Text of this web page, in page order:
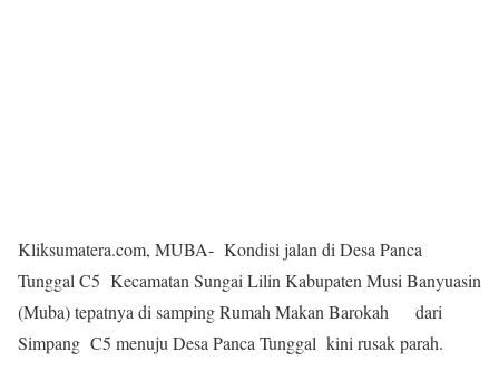
Kliksumatera.com, MUBA- Kondisi jalan di Desa Panca
Tunggal C5 Kecamatan Sungai Lilin Kabupaten Musi Banyuasin
(Muba) tepatnya di samping Rumah Makan Barokah dari
Simpang C5 menuju Desa Panca Tunggal kini rusak parah.